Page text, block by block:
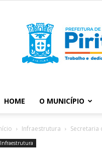
HOME O MUNICÍPIO
Infraestrutura
Infraestrutura